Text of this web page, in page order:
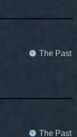
The Past
The Past